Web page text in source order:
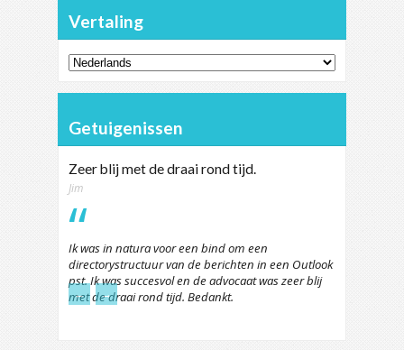
Vertaling
Getuigenissen
Zeer blij met de draai rond tijd.
Jim
Ik was in natura voor een bind om een
directorystructuur van de berichten in een Outlook
pst. Ik was succesvol en de advocaat was zeer blij
met de draai rond tijd. Bedankt.
← →